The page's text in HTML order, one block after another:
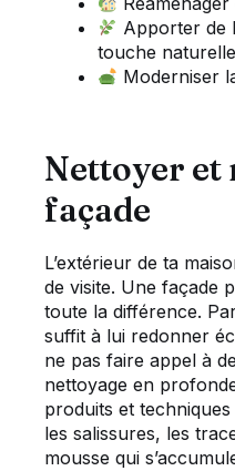
Apporter de
touche naturelle
Moderniser
Nettoyer et
façade
L’extérieur de ta
de visite. Une façade
toute la différence.
suffit à lui redonner
ne pas faire appel à
nettoyage en
produits et
les salissures, les
mousse qui